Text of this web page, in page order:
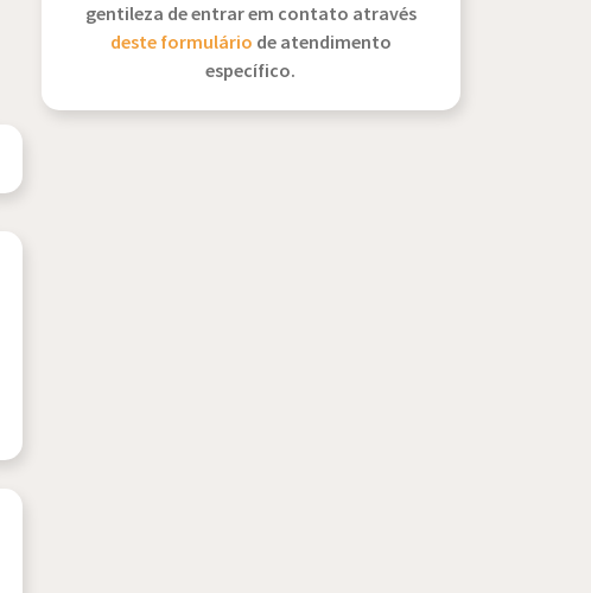
gentileza de entrar em contato através
deste formulário de atendimento
específico.